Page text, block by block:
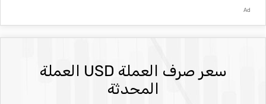
Ad
سعر صرف العملة USD العملة
المحدثة